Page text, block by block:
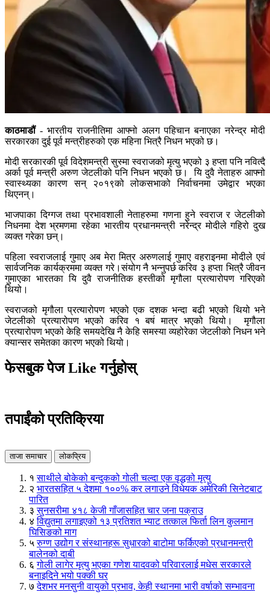
काठमाडौं - भारतीय राजनीतिमा आफ्नो अलग पहिचान बनाएका नरेन्द्र मोदी
सरकारका दुई पूर्व मन्त्रीहरुको एक महिना भित्रै निधन भएको छ।
मोदी सरकारकी पूर्व विदेशमन्त्री सुस्मा स्वराजको मृत्यु भएको ३ हप्ता पनि नवित्दै
अर्का पूर्व मन्त्री अरुण जेटलीको पनि निधन भएको छ। यि दुवै नेताहरु आफ्नो
स्वास्थ्यका कारण सन् २०१९को लोकसभाको निर्वाचनमा उमेद्वार भएका
थिएनन्।
भाजपाका दिग्गज तथा प्रभावशाली नेताहरुमा गणना हुने स्वराज र जेटलीको
निधनमा देश भ्रमणमा रहेका भारतीय प्रधानमन्त्री नरेन्द्र मोदीले गहिरो दुख
व्यक्त गरेका छन्।
पहिला स्वराजलाई गुमाए अब मेरा मित्र अरुणलाई गुमाए वहराइनमा मोदीले एवं
सार्वजनिक कार्यक्रममा व्यक्त गरे।संयोग नै भन्नुपर्छ करिव ३ हप्ता भित्रै जीवन
गुमाएका भारतका यि दुवै राजनीतिक हस्तीको मृगौला प्रत्यारोपण गरिएको
थियो।
स्वराजको मृगौला प्रत्यारोपण भएको एक दशक भन्दा बढी भएको थियो भने
जेटलीको प्रत्यारोपण भएको करिव १ बर्ष मात्र भएको थियो। मृगौला
प्रत्यारोपण भएको केहि समयदेखि नै केहि समस्या व्यहोरेका जेटलीको निधन भने
क्यान्सर समेतका कारण भएको थियो।
फेसबुक पेज Like गर्नुहोस्
तपाईंको प्रतिक्रिया
ताजा समाचार लोकप्रिय
१ साथीले बोकेको बन्दुकको गोली चल्दा एक वृद्धको मृत्यु
२ भारतसहित ५ देशमा १००% कर लगाउने विधेयक अमेरिकी सिनेटबाट
पारित
३ सुनसरीमा ४१८ केजी गाँजासहित चार जना पक्राउ
४ विद्युतमा लगाइएको १३ प्रतिशत भ्याट तत्काल फिर्ता लिन कुलमान
घिसिङको माग
५ रुग्ण उद्योग र संस्थानहरू सुधारको बाटोमा फर्किएको प्रधानमन्त्री
बालेनको दाबी
६ गोली लागेर मृत्यु भएका गणेश यादवको परिवारलाई मधेस सरकारले
बनाइदिने भयो पक्की घर
७ देशभर मनसुनी वायुको प्रभाव, केही स्थानमा भारी वर्षाको सम्भावना